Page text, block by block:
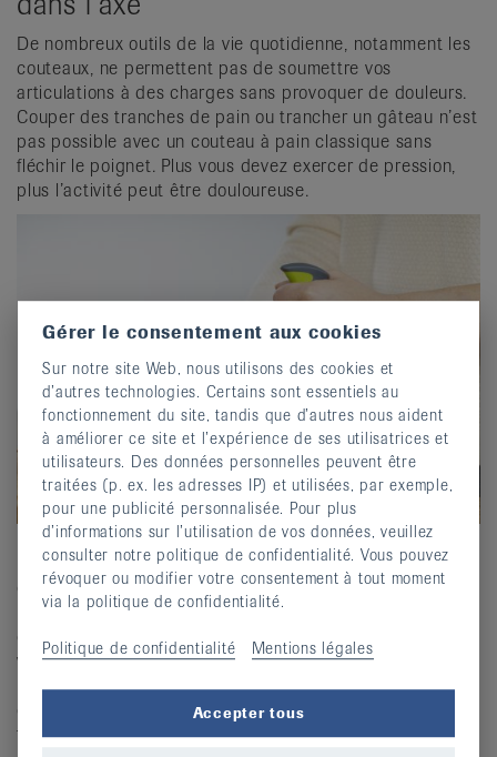
De nombreux outils de la vie quotidienne, notamment les
couteaux, ne permettent pas de soumettre vos
articulations à des charges sans provoquer de douleurs.
Couper des tranches de pain ou trancher un gâteau n’est
pas possible avec un couteau à pain classique sans
fléchir le poignet. Plus vous devez exercer de pression,
plus l’activité peut être douloureuse.
La solution à ce problème est un manche avec un angle
extrême, par exemple comme lecouteau à painde
l’assortiment de la Ligue suisse contre le rhumatisme. Ce
couteau vous permet de positionner automatiquement
votre maindynamique(la gauche sur la photo) dans
l’axe et de transmettre toute l’énergie du mouvement de
coupe de votre bras directement à la lame. En même
temps, la mainstatique(la droite sur la photo) est
Gérer le consentement aux cookies
Sur notre site Web, nous utilisons des cookies et
d’autres technologies. Certains sont essentiels au
fonctionnement du site, tandis que d’autres nous aident
à améliorer ce site et l’expérience de ses utilisatrices et
utilisateurs. Des données personnelles peuvent être
traitées (p. ex. les adresses IP) et utilisées, par exemple,
pour une publicité personnalisée. Pour plus
d’informations sur l’utilisation de vos données, veuillez
consulter notre politique de confidentialité. Vous pouvez
révoquer ou modifier votre consentement à tout moment
via la politique de confidentialité.
Politique de confidentialité Mentions légales
Accepter tous